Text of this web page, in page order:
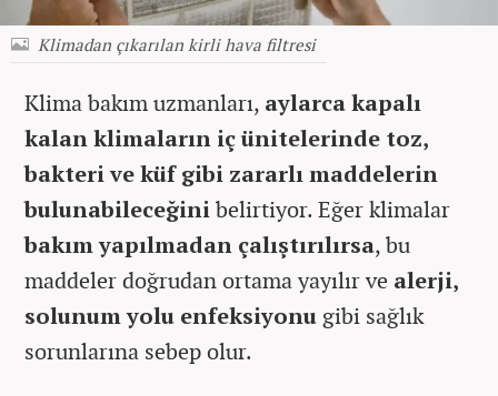
Klimadan çıkarılan kirli hava filtresi
Klima bakım uzmanları, aylarca kapalı
kalan klimaların iç ünitelerinde toz,
bakteri ve küf gibi zararlı maddelerin
bulunabileceğinibelirtiyor. Eğer klimalar
bakım yapılmadan çalıştırılırsa, bu
maddeler doğrudan ortama yayılır ve alerji,
solunum yolu enfeksiyonugibi sağlık
sorunlarına sebep olur.